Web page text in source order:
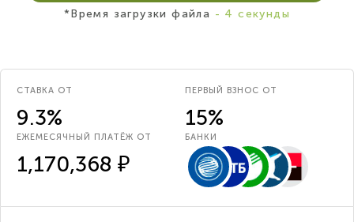
*Время загрузки файла - 4 секунды
СТАВКА ОТ
9.3%
ПЕРВЫЙ ВЗНОС ОТ
15%
ЕЖЕМЕСЯЧНЫЙ ПЛАТЁЖ ОТ
1,170,368 ₽
БАНКИ